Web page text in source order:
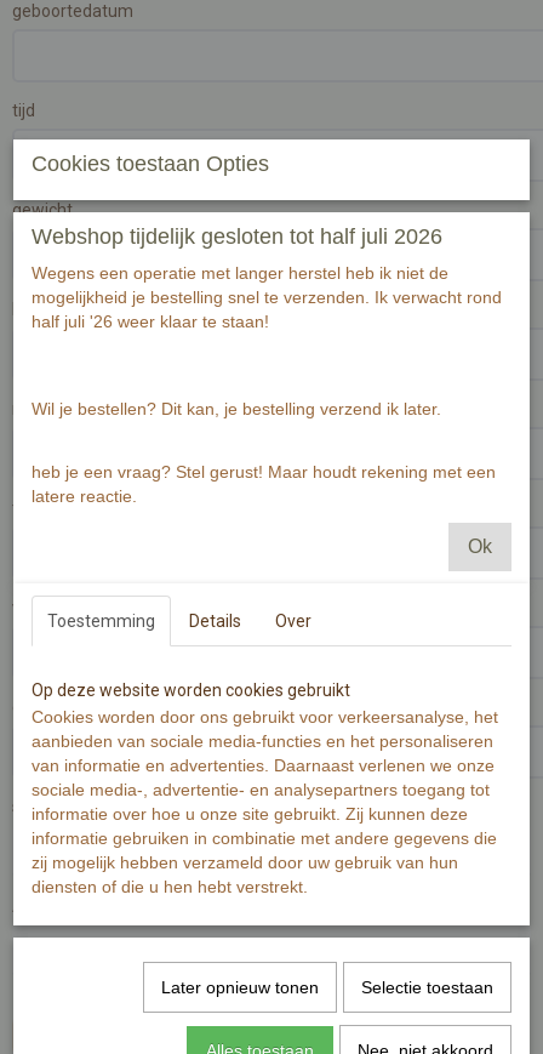
geboortedatum
tijd
gewicht
lengte
naam/ namen ouders
telefoonnumer ouder(s)
verlanglijstje
gedicht/ tekst boven naam
sluitsticker
Cookies toestaan Opties
Webshop tijdelijk gesloten tot half juli 2026
Wegens een operatie met langer herstel heb ik niet de
mogelijkheid je bestelling snel te verzenden. Ik verwacht rond
half juli '26 weer klaar te staan!
Wil je bestellen? Dit kan, je bestelling verzend ik later.
heb je een vraag? Stel gerust! Maar houdt rekening met een
latere reactie.
Ok
Toestemming Details Over
Op deze website worden cookies gebruikt
Cookies worden door ons gebruikt voor verkeersanalyse, het
aanbieden van sociale media-functies en het personaliseren
van informatie en advertenties. Daarnaast verlenen we onze
sociale media-, advertentie- en analysepartners toegang tot
informatie over hoe u onze site gebruikt. Zij kunnen deze
informatie gebruiken in combinatie met andere gegevens die
zij mogelijk hebben verzameld door uw gebruik van hun
diensten of die u hen hebt verstrekt.
Later opnieuw tonen Selectie toestaan